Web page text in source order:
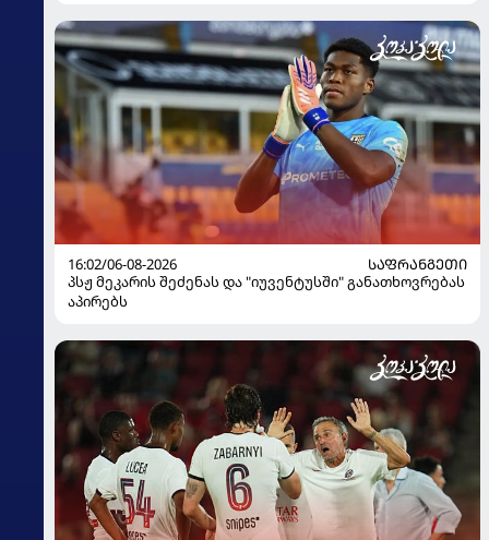
16:02/06-08-2026
ᲡᲐᲤᲠᲐᲜᲒᲔᲗᲘ
პსჟ მეკარის შეძენას და "იუვენტუსში" განათხოვრებას
აპირებს